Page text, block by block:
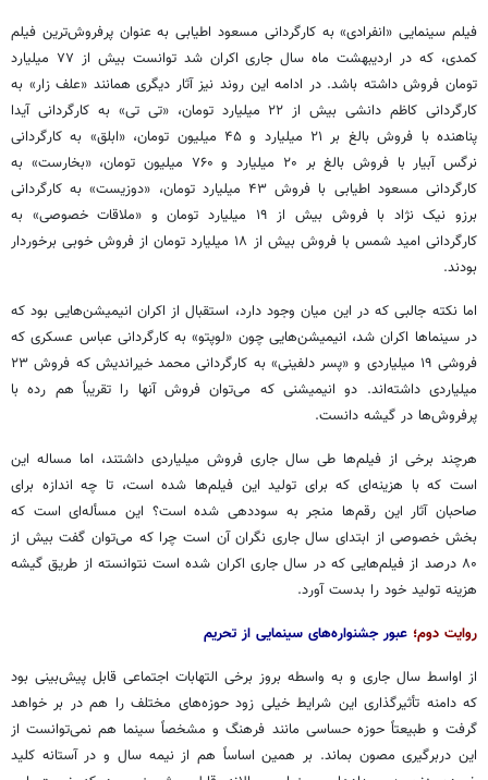
فیلم سینمایی «انفرادی» به کارگردانی مسعود اطیابی به عنوان پرفروش‌ترین فیلم
کمدی، که در اردیبهشت ماه سال جاری اکران شد توانست بیش از ۷۷ میلیارد
تومان فروش داشته باشد. در ادامه این روند نیز آثار دیگری همانند «علف زار» به
کارگردانی کاظم دانشی بیش از ۲۲ میلیارد تومان، «تی تی» به کارگردانی آیدا
پناهنده با فروش بالغ بر ۲۱ میلیارد و ۴۵ میلیون تومان، «ابلق» به کارگردانی
نرگس آبیار با فروش بالغ بر ۲۰ میلیارد و ۷۶۰ میلیون تومان، «بخارست» به
کارگردانی مسعود اطیابی با فروش ۴۳ میلیارد تومان، «دوزیست» به کارگردانی
برزو نیک نژاد با فروش بیش از ۱۹ میلیارد تومان و «ملاقات خصوصی» به
کارگردانی امید شمس با فروش بیش از ۱۸ میلیارد تومان از فروش خوبی برخوردار
بودند.
اما نکته جالبی که در این میان وجود دارد، استقبال از اکران انیمیشن‌هایی بود که
در سینماها اکران شد، انیمیشن‌هایی چون «لوپتو» به کارگردانی عباس عسکری که
فروشی ۱۹ میلیاردی و «پسر دلفینی» به کارگردانی محمد خیراندیش که فروش ۲۳
میلیاردی داشته‌اند. دو انیمیشنی که می‌توان فروش آنها را تقریباً هم رده با
پرفروش‌ها در گیشه دانست.
هرچند برخی از فیلم‌ها طی سال جاری فروش میلیاردی داشتند، اما مساله این
است که با هزینه‌ای که برای تولید این فیلم‌ها شده است، تا چه اندازه برای
صاحبان آثار این رقم‌ها منجر به سوددهی شده است؟ این مسأله‌ای است که
بخش خصوصی از ابتدای سال جاری نگران آن است چرا که می‌توان گفت بیش از
۸۰ درصد از فیلم‌هایی که در سال جاری اکران شده است نتوانسته از طریق گیشه
هزینه تولید خود را بدست آورد.
روایت دوم؛ عبور جشنواره‌های سینمایی از تحریم
از اواسط سال جاری و به واسطه بروز برخی التهابات اجتماعی قابل پیش‌بینی بود
که دامنه تأثیرگذاری این شرایط خیلی زود حوزه‌های مختلف را هم در بر خواهد
گرفت و طبیعتاً حوزه حساسی مانند فرهنگ و مشخصاً سینما هم نمی‌توانست از
این دربرگیری مصون بماند. بر همین اساساً هم از نیمه سال و در آستانه کلید